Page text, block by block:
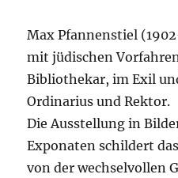
Max Pfannenstiel
mit jüdischen
Bibliothekar, im Exil
Ordinarius und Rektor.
Die Ausstellung in
Exponaten schildert
von der wechselvollen